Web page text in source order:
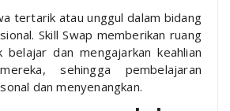
tertarik atau unggul dalam bidang
Skill Swap memberikan ruang
dan mengajarkan keahlian
sehingga pembelajaran
dan menyenangkan.